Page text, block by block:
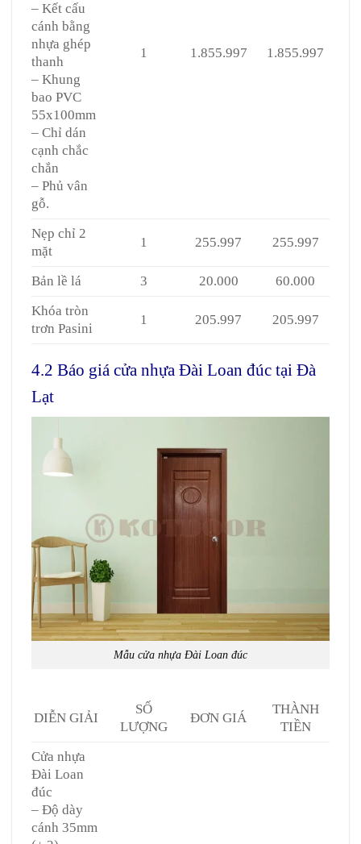
– Kết cấu
cánh bằng
nhựa ghép
thanh
– Khung
bao PVC
55x100mm
– Chỉ dán
cạnh chắc
chắn
– Phủ vân
gỗ.
1 1.855.997 1.855.997
Nẹp chỉ 2
mặt
1 255.997 255.997
Bản lề lá 3 20.000
60.000
Khóa tròn
trơn Pasini
1 205.997 205.997
4.2 Báo giá cửa nhựa Đài Loan đúc tại Đà
Lạt
Mẫu cửa nhựa Đài Loan đúc
DIỄN GIẢI
SỐ
LƯỢNG
ĐƠN GIÁ
THÀNH
TIỀN
Cửa nhựa
Đài Loan
đúc
– Độ dày
cánh 35mm